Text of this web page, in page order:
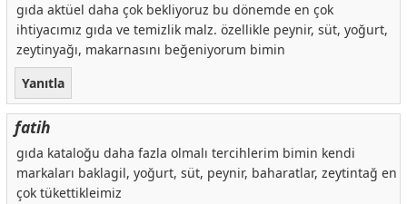
gıda aktüel daha çok bekliyoruz bu dönemde en çok
ihtiyacımız gıda ve temizlik malz. özellikle peynir, süt, yoğurt,
zeytinyağı, makarnasını beğeniyorum bimin
Yanıtla
fatih
gıda kataloğu daha fazla olmalı tercihlerim bimin kendi
markaları baklagil, yoğurt, süt, peynir, baharatlar, zeytintağ en
çok tükettikleimiz